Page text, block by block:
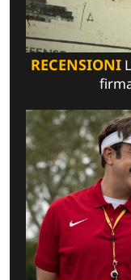
RECENSIONI